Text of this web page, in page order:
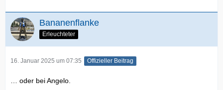
Bananenflanke
Erleuchteter
16. Januar 2025 um 07:35 Offizieller Beitrag
… oder bei Angelo.